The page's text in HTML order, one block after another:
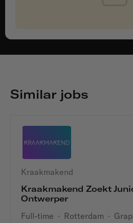
Similar jobs
Kraakmakend
Kraakmakend Zoekt
Ontwerper
Full-time · Rotterdam ·